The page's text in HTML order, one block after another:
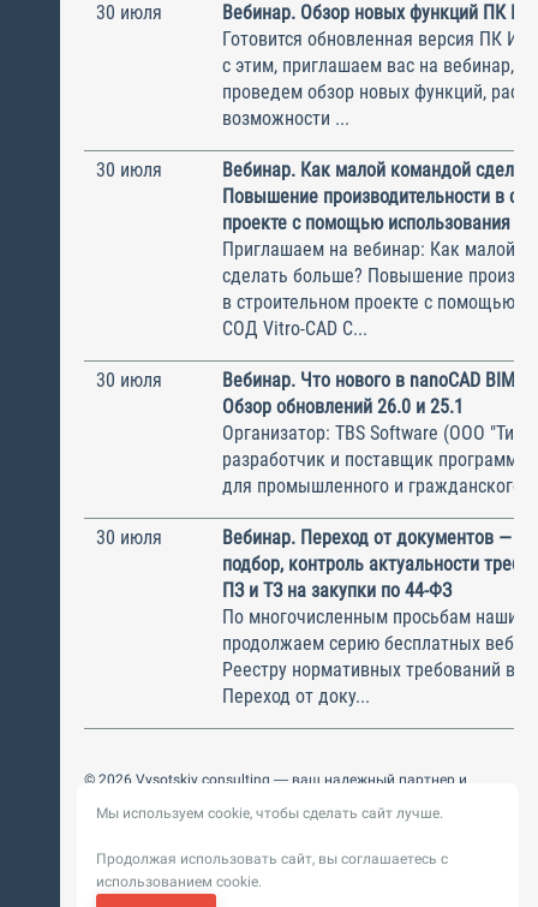
30 июля
Вебинар. Обзор новых функций ПК
Готовится обновленная версия ПК
с этим, приглашаем вас на вебинар,
проведем обзор новых функций,
возможности ...
30 июля
Вебинар. Как малой командой
Повышение производительности в
проекте с помощью использования
Приглашаем на вебинар: Как малой
сделать больше? Повышение
в строительном проекте с помощью
СОД Vitro-CAD С...
30 июля
Вебинар. Что нового в nanoCAD BIM
Обзор обновлений 26.0 и 25.1
Организатор: TBS Software (ООО
разработчик и поставщик
для промышленного и гражданского
30 июля
Вебинар. Переход от документов — к
подбор, контроль актуальности
ПЗ и ТЗ на закупки по 44-ФЗ
По многочисленным просьбам наших
продолжаем серию бесплатных
Реестру нормативных требований в
Переход от доку...
© 2026 Vysotskiy consulting — ваш надежный партнер и
Цифровизация, BIM, ИИ. Внедряем и оптимизируем
Пользовательское
соглашение
Политика обработки персональных
данных
Мы используем cookie, чтобы сделать сайт лучше.
Продолжая использовать сайт, вы соглашаетесь с
использованием cookie.